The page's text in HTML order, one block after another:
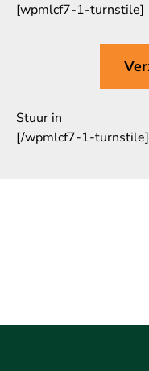
[wpmlcf7-1-turnstile]
Stuur in
[/wpmlcf7-1-turnstile]